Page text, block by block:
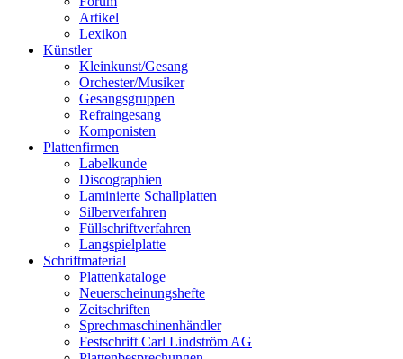
Artikel
Lexikon
Künstler
Kleinkunst/Gesang
Orchester/Musiker
Gesangsgruppen
Refraingesang
Komponisten
Plattenfirmen
Labelkunde
Discographien
Laminierte Schallplatten
Silberverfahren
Füllschriftverfahren
Langspielplatte
Schriftmaterial
Plattenkataloge
Neuerscheinungshefte
Zeitschriften
Sprechmaschinenhändler
Festschrift Carl Lindström AG